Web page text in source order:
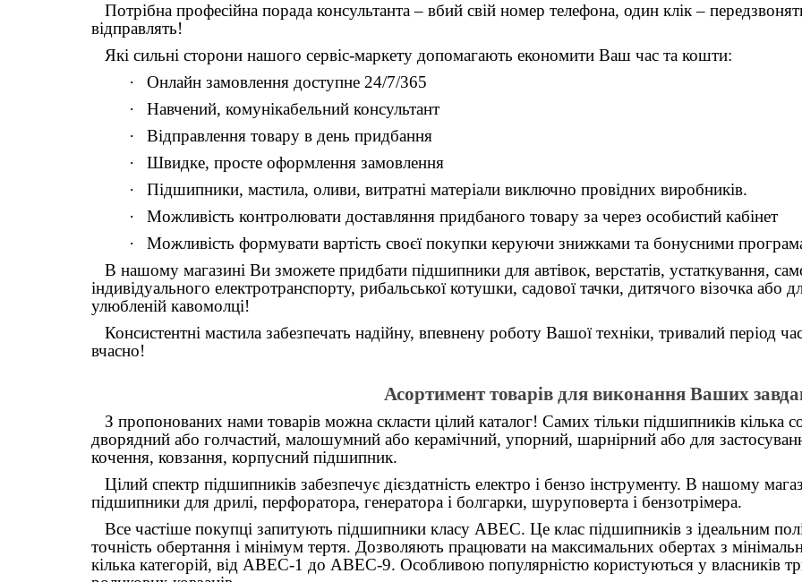
Потрібна професійна порада консультанта – вбий свій номер телефона, один клік –
відправлять!
Які сильні сторони нашого сервіс-маркету допомагають економити Ваш час та кошти:
·
Онлайн замовлення доступне 24/7/365
·
Навчений, комунікабельний консультант
·
Відправлення товару в день придбання
·
Швидке, просте оформлення замовлення
·
Підшипники, мастила, оливи, витратні матеріали виключно провідних виробників.
·
Можливість контролювати доставляння придбаного товару за через особистий кабінет
·
Можливість формувати вартість своєї покупки керуючи знижками та бонусними
В нашому магазині Ви зможете придбати підшипники для автівок, верстатів, устаткування,
індивідуального електротранспорту, рибальської котушки, садової тачки, дитячого візочка або
улюбленій кавомолці!
Консистентні мастила забезпечать надійну, впевнену роботу Вашої техніки, тривалий період
вчасно!
Асортимент товарів для виконання Ваших
З пропонованих нами товарів можна скласти цілий каталог! Самих тільки підшипників кілька
дворядний або голчастий, малошумний або керамічний, упорний, шарнірний або для
кочення, ковзання, корпусний підшипник.
Цілий спектр підшипників забезпечує дієздатність електро і бензо інструменту. В нашому
підшипники для дрилі, перфоратора, генератора і болгарки, шуруповерта і бензотрімера.
Все частіше покупці запитують підшипники класу АВЕС. Це клас підшипників з ідеальним
точність обертання і мінімум тертя. Дозволяють працювати на максимальних обертах з
кілька категорій, від АВЕС-1 до АВЕС-9. Особливою популярністю користуються у власників